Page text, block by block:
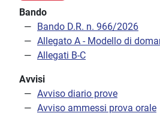
Bando
Bando D.R. n. 966/2026
Allegato A - Modello di
Allegati B-C
Avvisi
Avviso diario prove
Avviso ammessi prova orale